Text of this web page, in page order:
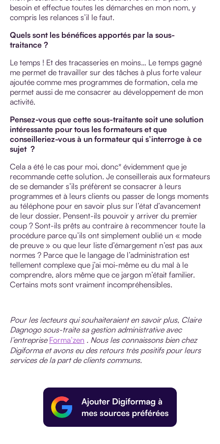
besoin et effectue toutes les démarches en mon nom, y
compris les relances s’il le faut.
Quels sont les bénéfices apportés par la sous-
traitance ?
Le temps ! Et des tracasseries en moins… Le temps gagné
me permet de travailler sur des tâches à plus forte valeur
ajoutée comme mes programmes de formation, cela me
permet aussi de me consacrer au développement de mon
activité.
Pensez-vous que cette sous-traitante soit une solution
intéressante pour tous les formateurs et que
conseilleriez-vous à un formateur qui s’interroge à ce
sujet ?
Cela a été le cas pour moi, donc* évidemment que je
recommande cette solution. Je conseillerais aux formateurs
de se demander s’ils préfèrent se consacrer à leurs
programmes et à leurs clients ou passer de longs moments
au téléphone pour en savoir plus sur l’état d’avancement
de leur dossier. Pensent-ils pouvoir y arriver du premier
coup ? Sont-ils prêts au contraire à recommencer toute la
procédure parce qu’ils ont simplement oublié un « mode
de preuve » ou que leur liste d’émargement n’est pas aux
normes ? Parce que le langage de l’administration est
tellement complexe que j’ai moi-même eu du mal à le
comprendre, alors même que ce jargon m’était familier.
Certains mots sont vraiment incompréhensibles.
Pour les lecteurs qui souhaiteraient en savoir plus, Claire
Dagnogo sous-traite sa gestion administrative avec
l’entreprise Forma’zen . Nous les connaissons bien chez
Digiforma et avons eu des retours très positifs pour leurs
services de la part de clients communs.